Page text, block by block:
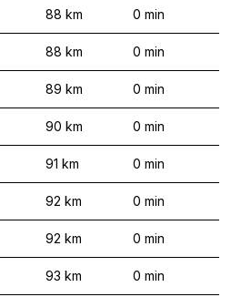
88 km 0 min
88 km 0 min
89 km 0 min
90 km 0 min
91 km 0 min
92 km 0 min
92 km 0 min
93 km 0 min